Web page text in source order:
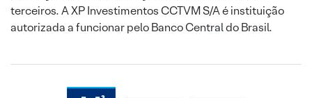
terceiros. A XP Investimentos CCTVM S/A é instituição
autorizada a funcionar pelo Banco Central do Brasil.